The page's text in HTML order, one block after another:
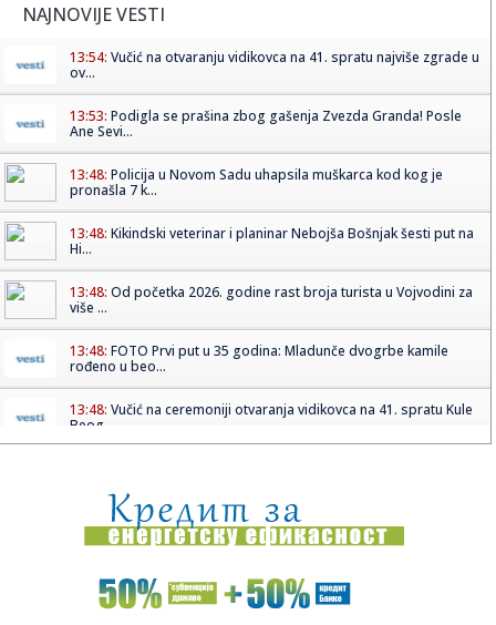
NAJNOVIJE VESTI
13:54: Vučić na otvaranju vidikovca na 41. spratu najviše zgrade u
ov...
13:53: Podigla se prašina zbog gašenja Zvezda Granda! Posle
Ane Sevi...
13:48: Policija u Novom Sadu uhapsila muškarca kod kog je
pronašla 7 k...
13:48: Kikindski veterinar i planinar Nebojša Bošnjak šesti put na
Hi...
13:48: Od početka 2026. godine rast broja turista u Vojvodini za
više ...
13:48: FOTO Prvi put u 35 godina: Mladunče dvogrbe kamile
rođeno u beo...
13:48: Vučić na ceremoniji otvaranja vidikovca na 41. spratu Kule
Beog...
13:47:Apatin: OFK „Mladost Apatin” na konferenciji „Put
šampiona...
13:45:‘CRNO-BELI’ RADE PUNOM PAROM: Partizan dovodi
pojačanje na p...